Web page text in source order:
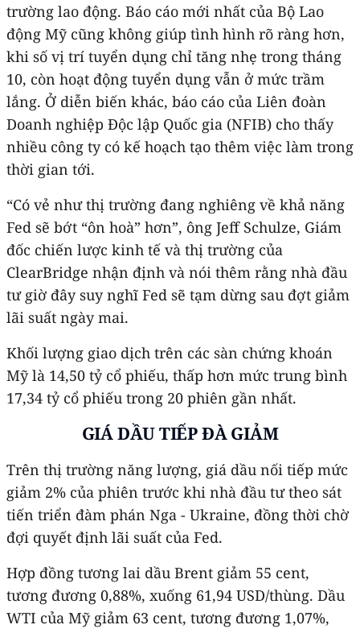
trường lao động. Báo cáo mới nhất của Bộ Lao
động Mỹ cũng không giúp tình hình rõ ràng hơn,
khi số vị trí tuyển dụng chỉ tăng nhẹ trong tháng
10, còn hoạt động tuyển dụng vẫn ở mức trầm
lắng. Ở diễn biến khác, báo cáo của Liên đoàn
Doanh nghiệp Độc lập Quốc gia (NFIB) cho thấy
nhiều công ty có kế hoạch tạo thêm việc làm trong
thời gian tới.
“Có vẻ như thị trường đang nghiêng về khả năng
Fed sẽ bớt “ôn hoà” hơn”, ông Jeff Schulze, Giám
đốc chiến lược kinh tế và thị trường của
ClearBridge nhận định và nói thêm rằng nhà đầu
tư giờ đây suy nghĩ Fed sẽ tạm dừng sau đợt giảm
lãi suất ngày mai.
Khối lượng giao dịch trên các sàn chứng khoán
Mỹ là 14,50 tỷ cổ phiếu, thấp hơn mức trung bình
17,34 tỷ cổ phiếu trong 20 phiên gần nhất.
GIÁ DẦU TIẾP ĐÀ GIẢM
Trên thị trường năng lượng, giá dầu nối tiếp mức
giảm 2% của phiên trước khi nhà đầu tư theo sát
tiến triển đàm phán Nga - Ukraine, đồng thời chờ
đợi quyết định lãi suất của Fed.
Hợp đồng tương lai dầu Brent giảm 55 cent,
tương đương 0,88%, xuống 61,94 USD/thùng. Dầu
WTI của Mỹ giảm 63 cent, tương đương 1,07%,